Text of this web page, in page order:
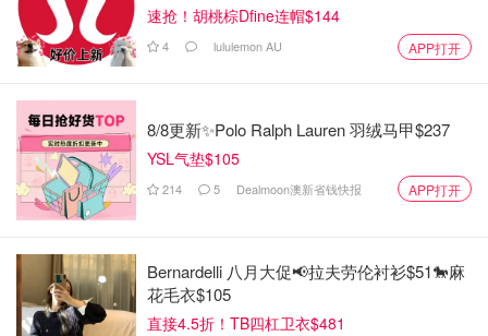
速抢！胡桃棕Dfine连帽$144
4 lululemon AU APP打开
8/8更新✨Polo Ralph Lauren 羽绒马甲$237
YSL气垫$105
214 5 Dealmoon澳新省钱快报 APP打开
Bernardelli 八月大促📢拉夫劳伦衬衫$51🐎麻
花毛衣$105
直接4.5折！TB四杠卫衣$481